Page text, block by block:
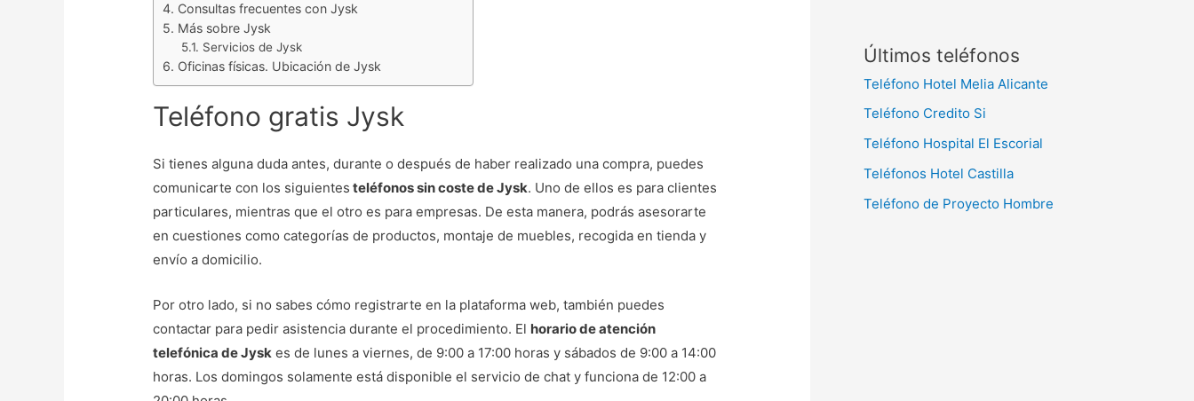
Consultas frecuentes con Jysk
Más sobre Jysk
Servicios de Jysk
Oficinas físicas. Ubicación de Jysk
Teléfono gratis Jysk
Si tienes alguna duda antes, durante o después de haber realizado una compra, puedes
comunicarte con los siguientes teléfonos sin coste de Jysk. Uno de ellos es para clientes
particulares, mientras que el otro es para empresas. De esta manera, podrás asesorarte
en cuestiones como categorías de productos, montaje de muebles, recogida en tienda y
envío a domicilio.
Por otro lado, si no sabes cómo registrarte en la plataforma web, también puedes
contactar para pedir asistencia durante el procedimiento. El horario de atención
telefónica de Jysk es de lunes a viernes, de 9:00 a 17:00 horas y sábados de 9:00 a 14:00
horas. Los domingos solamente está disponible el servicio de chat y funciona de 12:00 a
Últimos teléfonos
Teléfono Hotel Melia Alicante
Teléfono Credito Si
Teléfono Hospital El Escorial
Teléfonos Hotel Castilla
Teléfono de Proyecto Hombre